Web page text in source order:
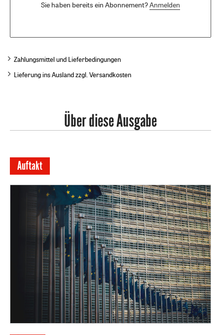
Sie haben bereits ein Abonnement?Anmelden
Zahlungsmittel und Lieferbedingungen
Lieferung ins Ausland zzgl. Versandkosten
Über diese Ausgabe
Auftakt